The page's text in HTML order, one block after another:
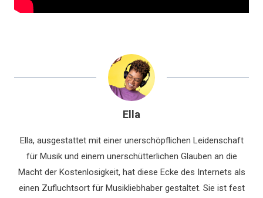
Ella
Ella, ausgestattet mit einer unerschöpflichen Leidenschaft
für Musik und einem unerschütterlichen Glauben an die
Macht der Kostenlosigkeit, hat diese Ecke des Internets als
einen Zufluchtsort für Musikliebhaber gestaltet. Sie ist fest